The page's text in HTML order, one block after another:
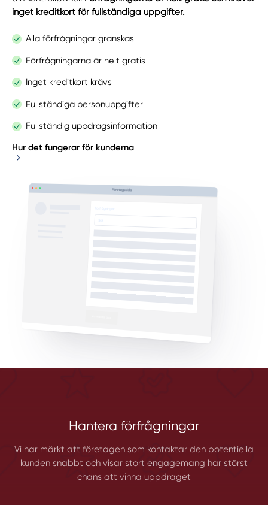
inget kreditkort för fullständiga uppgifter.
Alla förfrågningar granskas
Förfrågningarna är helt gratis
Inget kreditkort krävs
Fullständiga personuppgifter
Fullständig uppdragsinformation
Hur det fungerar för kunderna
Hantera förfrågningar
Vi har märkt att företagen som kontaktar den potentiella
kunden snabbt och visar stort engagemang har störst
chans att vinna uppdraget